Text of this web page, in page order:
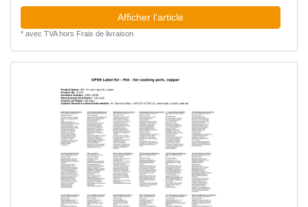
Afficher l’article
* avec TVAhors Frais de livraison